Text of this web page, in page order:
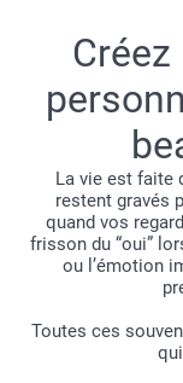
La vie est faite
restent gravés
quand vos
frisson du “oui”
ou l’émotion
Toutes ces